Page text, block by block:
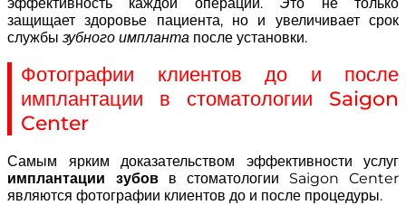
защищает здоровье пациента, но и увеличивает срок
службы зубного импланта после установки.
Фотографии клиентов до и после
имплантации в стоматологии Saigon
Center
Самым ярким доказательством эффективности услуг
имплантации зубов в стоматологии Saigon Center
являются фотографии клиентов до и после процедуры.